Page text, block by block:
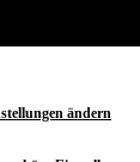
ändern